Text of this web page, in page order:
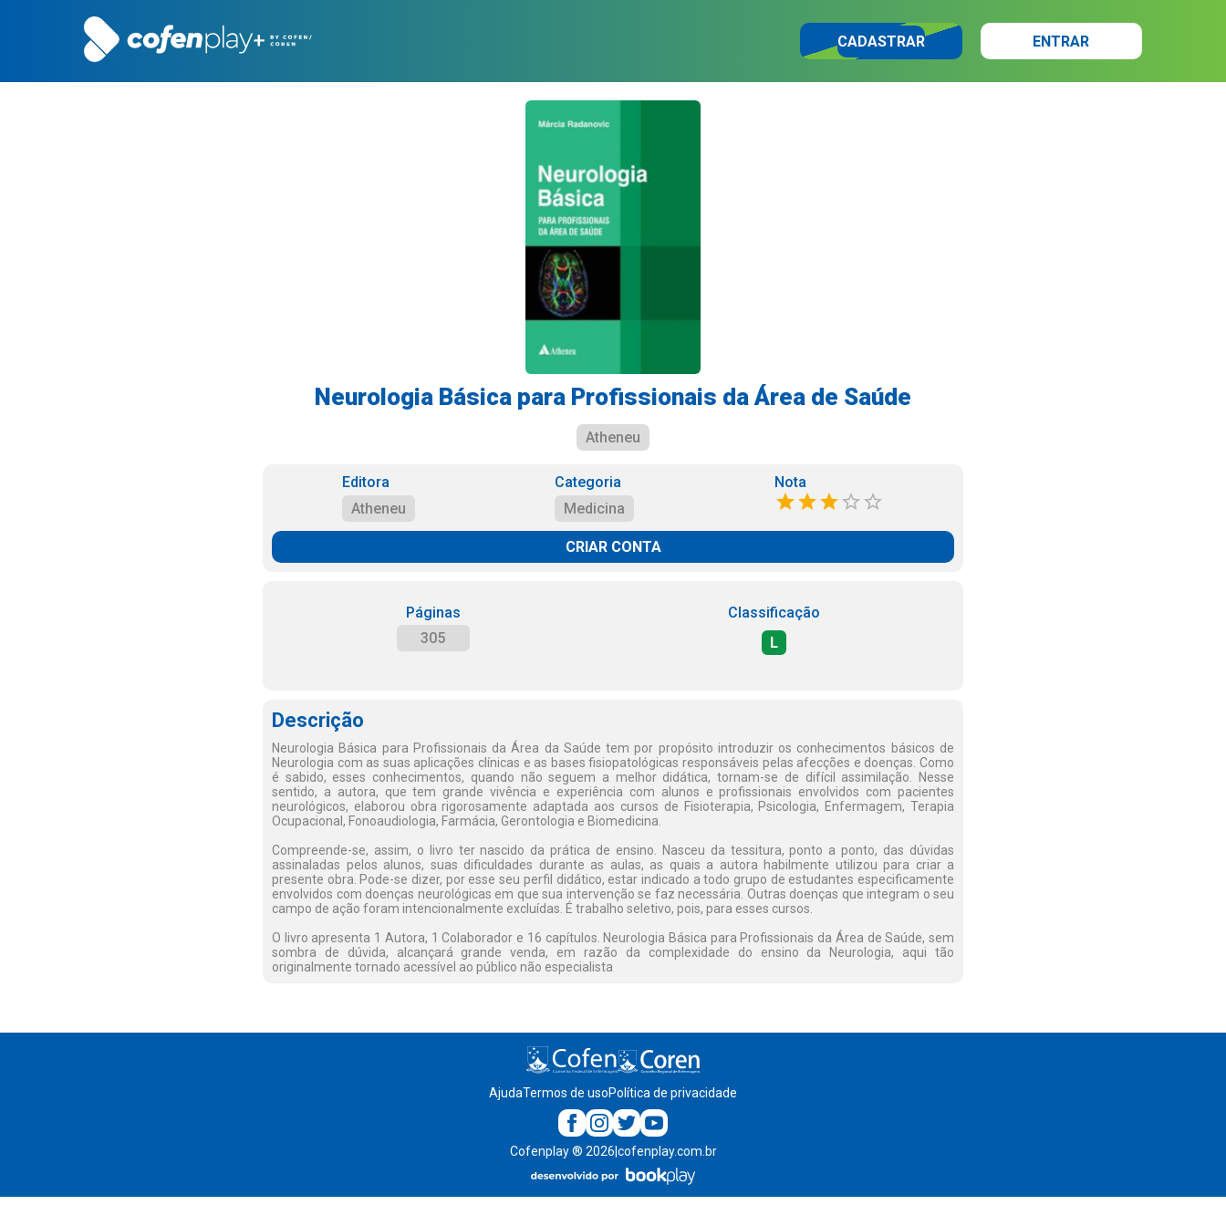
CADASTRAR ENTRAR
Neurologia Básica para Profissionais da Área de Saúde
Atheneu
Editora
Atheneu
Categoria
Medicina
Nota
CRIAR CONTA
Páginas
305
Classificação
L
Descrição
Neurologia Básica para Profissionais da Área da Saúde tem por propósito introduzir os conhecimentos básicos de
Neurologia com as suas aplicações clínicas e as bases fisiopatológicas responsáveis pelas afecções e doenças. Como
é sabido, esses conhecimentos, quando não seguem a melhor didática, tornam-se de difícil assimilação. Nesse
sentido, a autora, que tem grande vivência e experiência com alunos e profissionais envolvidos com pacientes
neurológicos, elaborou obra rigorosamente adaptada aos cursos de Fisioterapia, Psicologia, Enfermagem, Terapia
Ocupacional, Fonoaudiologia, Farmácia, Gerontologia e Biomedicina.
Compreende-se, assim, o livro ter nascido da prática de ensino. Nasceu da tessitura, ponto a ponto, das dúvidas
assinaladas pelos alunos, suas dificuldades durante as aulas, as quais a autora habilmente utilizou para criar a
presente obra. Pode-se dizer, por esse seu perfil didático, estar indicado a todo grupo de estudantes especificamente
envolvidos com doenças neurológicas em que sua intervenção se faz necessária. Outras doenças que integram o seu
campo de ação foram intencionalmente excluídas. É trabalho seletivo, pois, para esses cursos.
O livro apresenta 1 Autora, 1 Colaborador e 16 capítulos. Neurologia Básica para Profissionais da Área de Saúde, sem
sombra de dúvida, alcançará grande venda, em razão da complexidade do ensino da Neurologia, aqui tão
originalmente tornado acessível ao público não especialista
AjudaTermos de usoPolítica de privacidade
Cofenplay® 2026 cofenplay.com.br